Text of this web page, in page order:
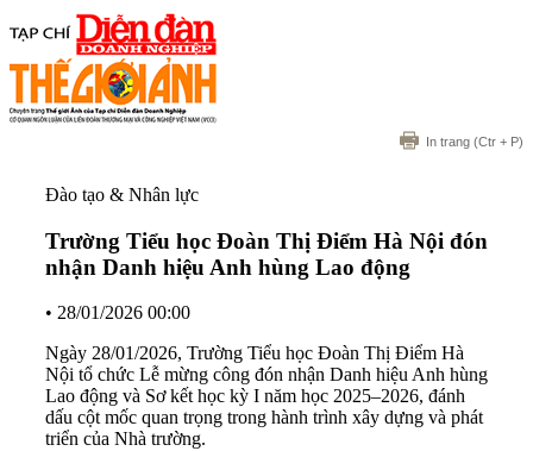
In trang (Ctr + P)
Đào tạo & Nhân lực
Trường Tiểu học Đoàn Thị Điểm Hà Nội đón
nhận Danh hiệu Anh hùng Lao động
• 28/01/2026 00:00
Ngày 28/01/2026, Trường Tiểu học Đoàn Thị Điểm Hà
Nội tổ chức Lễ mừng công đón nhận Danh hiệu Anh hùng
Lao động và Sơ kết học kỳ I năm học 2025–2026, đánh
dấu cột mốc quan trọng trong hành trình xây dựng và phát
triển của Nhà trường.